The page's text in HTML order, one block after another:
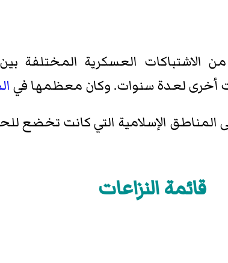
الاشتباكات العسكرية المختلفة بين
أخرى لعدة سنوات. وكان معظمها في
المناطق الإسلامية التي كانت تخضع
قائمة النزاعات